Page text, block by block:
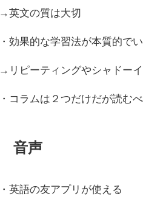
→英文の質は大切
・効果的な学習法が本質的で
→リピーティングやシャドー
・コラムは２つだけだが読む
音声
・英語の友アプリが使える